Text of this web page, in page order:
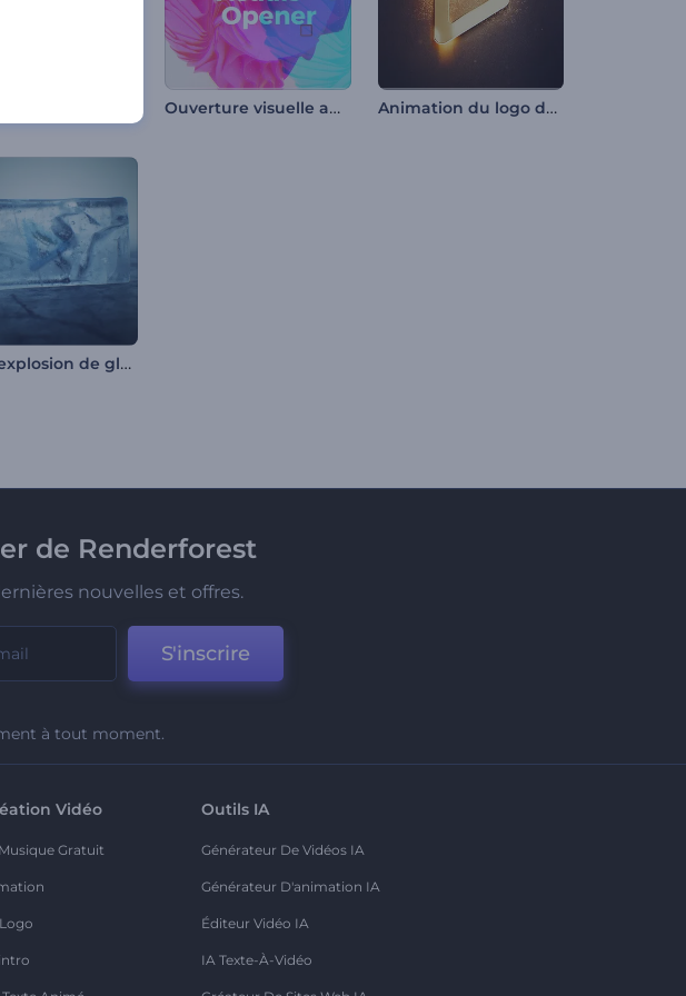
Ouverture visuelle abstraite Animation du logo de soudage
Logo explosion de glace
de Renderforest
nouvelles et offres.
S'inscrire
à tout moment.
Vidéo
Gratuit
Outils IA
Générateur De Vidéos IA
Générateur D'animation IA
Éditeur Vidéo IA
IA Texte-À-Vidéo